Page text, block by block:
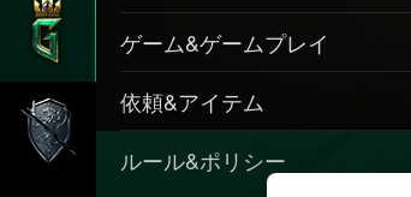
ゲーム&ゲームプレイ
依頼&アイテム
ルール&ポリシー